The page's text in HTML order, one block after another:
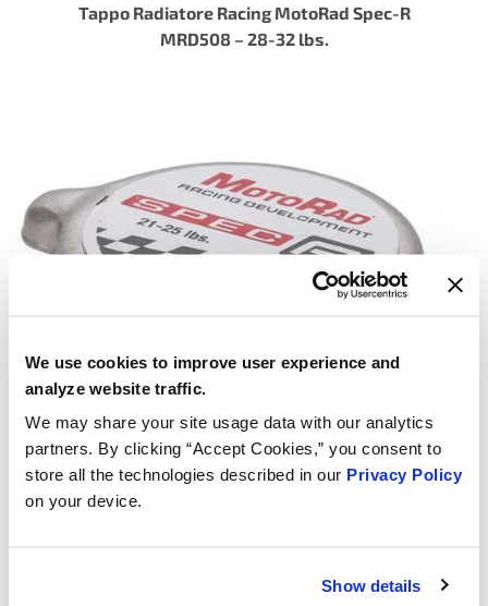
We use cookies to improve user experience and
analyze website traffic.
We may share your site usage data with our analytics
partners. By clicking “Accept Cookies,” you consent to
store all the technologies described in our Privacy Policy
on your device.
Show details
Tappo Radiatore Racing MotoRad Spec-R
MRD508 – 28-32 lbs.